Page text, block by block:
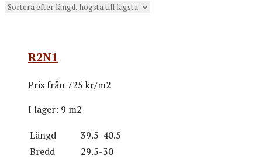
R2N1
Pris från 725 kr/m2
I lager: 9 m2
Längd
39.5-40.5
Bredd
29.5-30